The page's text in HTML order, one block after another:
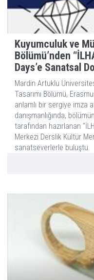
Kuyumculuk ve
Bölümü’nden
Days’e Sanatsal
Mardin Artuklu
Tasarımı Bölümü,
anlamlı bir sergiye imza
danışmanlığında,
tarafından hazırlanan
Merkezi Derslik Kültür
sanatseverlerle buluştu.